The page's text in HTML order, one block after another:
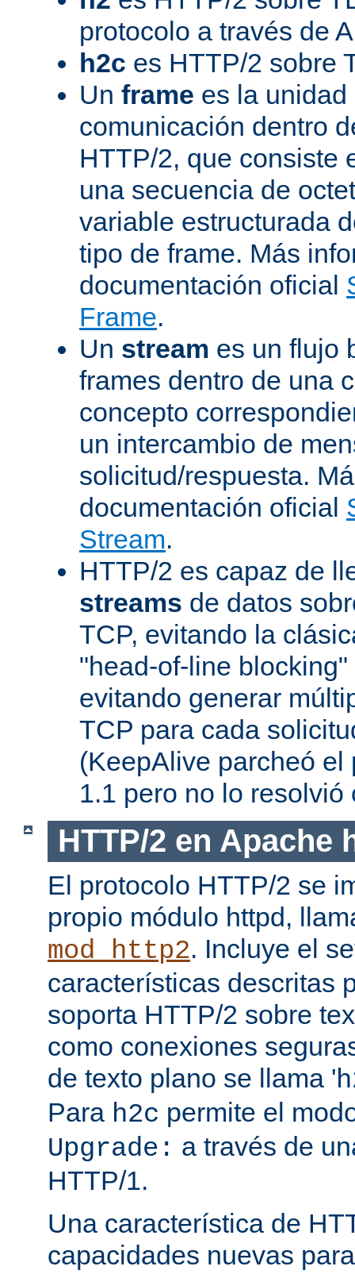
protocolo a través de
h2c es HTTP/2 sobre
Un frame es la
comunicación dentro
HTTP/2, que consiste
una secuencia de
variable estructurada
tipo de frame. Más
documentación oficial
Frame.
Un stream es un flujo
frames dentro de una
concepto
un intercambio de
solicitud/respuesta.
documentación oficial
Stream.
HTTP/2 es capaz de
streams de datos
TCP, evitando la
"head-of-line
evitando generar
TCP para cada
(KeepAlive parcheó el
1.1 pero no lo resolvió
HTTP/2 en Apache
El protocolo HTTP/2 se
propio módulo httpd,
mod_http2. Incluye el
características descritas
soporta HTTP/2 sobre
como conexiones
de texto plano se llama '
Para h2c permite el
Upgrade: a través de
HTTP/1.
Una característica de
capacidades nuevas